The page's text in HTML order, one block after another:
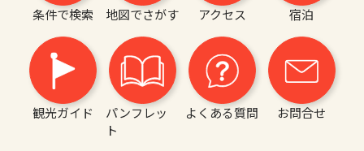
条件で検索 地図でさがす アクセス 宿泊
観光ガイド
パンフレッ
ト
よくある質問 お問合せ